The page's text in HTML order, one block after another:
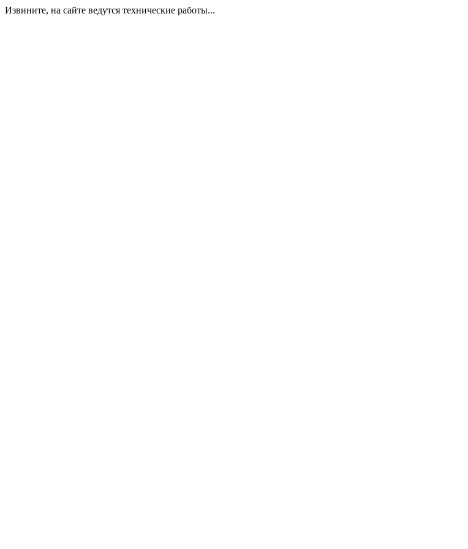
Извините, на сайте ведутся технические работы...